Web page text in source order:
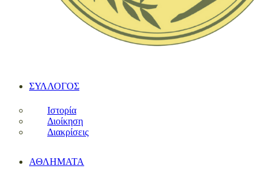
ΣΥΛΛΟΓΟΣ
Ιστορία
Διοίκηση
Διακρίσεις
ΑΘΛΗΜΑΤΑ